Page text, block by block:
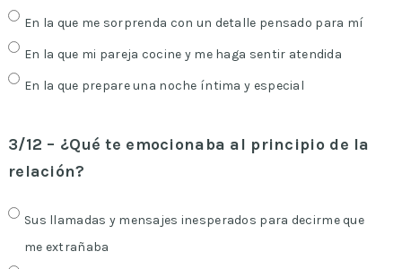
En la que me sorprenda con un detalle pensado para mí
En la que mi pareja cocine y me haga sentir atendida
En la que prepare una noche íntima y especial
3/12 – ¿Qué te emocionaba al principio de la
relación?
Sus llamadas y mensajes inesperados para decirme que
me extrañaba